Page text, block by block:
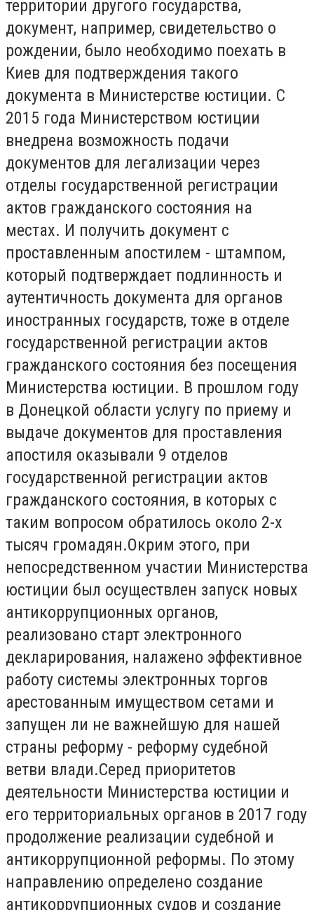
территории другого государства,
документ, например, свидетельство о
рождении, было необходимо поехать в
Киев для подтверждения такого
документа в Министерстве юстиции. С
2015 года Министерством юстиции
внедрена возможность подачи
документов для легализации через
отделы государственной регистрации
актов гражданского состояния на
местах. И получить документ с
проставленным апостилем - штампом,
который подтверждает подлинность и
аутентичность документа для органов
иностранных государств, тоже в отделе
государственной регистрации актов
гражданского состояния без посещения
Министерства юстиции. В прошлом году
в Донецкой области услугу по приему и
выдаче документов для проставления
апостиля оказывали 9 отделов
государственной регистрации актов
гражданского состояния, в которых с
таким вопросом обратилось около 2-х
тысяч громадян.Окрим этого, при
непосредственном участии Министерства
юстиции был осуществлен запуск новых
антикоррупционных органов,
реализовано старт электронного
декларирования, налажено эффективное
работу системы электронных торгов
арестованным имуществом сетами и
запущен ли не важнейшую для нашей
страны реформу - реформу судебной
ветви влади.Серед приоритетов
деятельности Министерства юстиции и
его территориальных органов в 2017 году
продолжение реализации судебной и
антикоррупционной реформы. По этому
направлению определено создание
антикоррупционных судов и создание